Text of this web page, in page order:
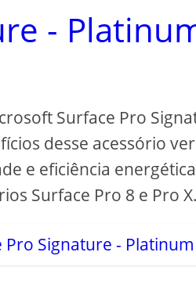
-
Surface Pro
desse acessório
e eficiência
Surface Pro 8 e Pro X.